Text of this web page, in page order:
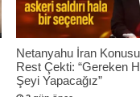
Netanyahu İran
Rest Çekti: “Gereken
Şeyi Yapacağız”